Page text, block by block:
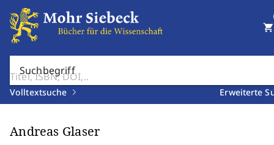
Suchbegriff
Volltextsuche Erweiterte
shopping_cart
Andreas Glaser